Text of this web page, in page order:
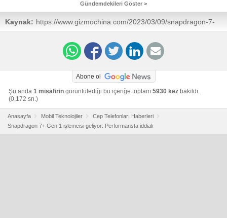
Gündemdekileri Göster >
Kaynak: https://www.gizmochina.com/2023/03/09/snapdragon-7-
gen-1-leak/
Abone ol
Şu anda 1 misafirin görüntülediği bu içeriğe toplam 5930 kez bakıldı.
(0,172 sn.)
Anasayfa Mobil Teknolojiler
Cep Telefonları Haberleri
Snapdragon 7+ Gen 1 işlemcisi geliyor: Performansta iddialı